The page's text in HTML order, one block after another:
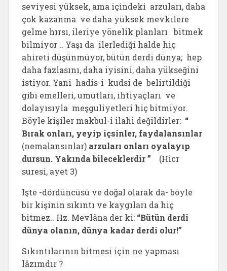
seviyesi yüksek, ama içindeki arzuları, daha
çok kazanma ve daha yüksek mevkilere
gelme hırsı, ileriye yönelik planları bitmek
bilmiyor .. Yaşı da ilerlediği halde hiç
ahireti düşünmüyor, bütün derdi dünya; hep
daha fazlasını, daha iyisini, daha yükseğini
istiyor. Yani hadis-i kudsi de belirtildiği
gibi emelleri, umutları, ihtiyaçları ve
dolayısıyla meşguliyetleri hiç bitmiyor.
Böyle kişiler makbul-i ilahi değildirler: “
Bırak onları, yeyip içsinler, faydalansınlar
(nemalansınlar) arzuları onları oyalayıp
dursun. Yakında bileceklerdir ” (Hicr
suresi, ayet 3)
Işte -dördüncüsü ve doğal olarak da- böyle
bir kişinin sıkıntı ve kaygıları da hiç
bitmez.. Hz. Mevlâna der ki: “Bütün derdi
dünya olanın, dünya kadar derdi olur!”
Sıkıntılarının bitmesi için ne yapması
lâzımdır ?